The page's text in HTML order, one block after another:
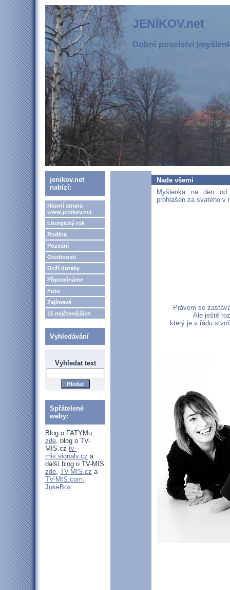
JENÍKOV.net
Dobré poselství
jenikov.net
nabízí:
Hlavní strana
www.jenikov.net
Liturgický rok
Rodina
Pozvání
Osobnosti
Boží doteky
Připomínáme
Foto
Zajímavé
15 nejčtenějších
Vyhledávání
Vyhledat text
Spřátelené
weby:
Blog o FATYMu
zde, blog o TV-
MIS.cz tv-
mis.signaly.cz a
další blog o TV-MIS
zde, TV-MIS.cz a
TV-MIS.com,
JukeBox.
Nade všemi
Myšlenka na den
prohlášen za svatého v
Právem se
Ale ještě
který je v řádu